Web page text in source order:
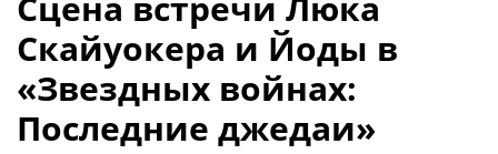
Скайуокера и Йоды в
«Звездных войнах:
Последние джедаи»